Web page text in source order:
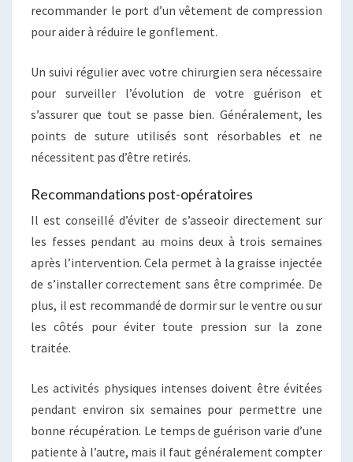
recommander le port d’un vêtement de compression
pour aider à réduire le gonflement.
Un suivi régulier avec votre chirurgien sera nécessaire
pour surveiller l’évolution de votre guérison et
s’assurer que tout se passe bien. Généralement, les
points de suture utilisés sont résorbables et ne
nécessitent pas d’être retirés.
Recommandations post-opératoires
Il est conseillé d’éviter de s’asseoir directement sur
les fesses pendant au moins deux à trois semaines
après l’intervention. Cela permet à la graisse injectée
de s’installer correctement sans être comprimée. De
plus, il est recommandé de dormir sur le ventre ou sur
les côtés pour éviter toute pression sur la zone
traitée.
Les activités physiques intenses doivent être évitées
pendant environ six semaines pour permettre une
bonne récupération. Le temps de guérison varie d’une
patiente à l’autre, mais il faut généralement compter